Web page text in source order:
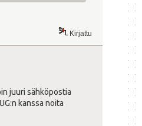
Kirjattu
juuri sähköpostia
kanssa noita